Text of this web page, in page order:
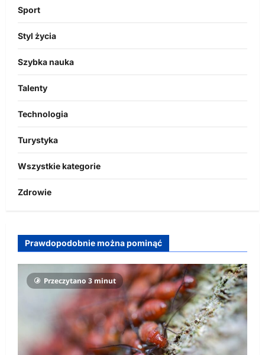
Sport
Styl życia
Szybka nauka
Talenty
Technologia
Turystyka
Wszystkie kategorie
Zdrowie
Prawdopodobnie można pominąć
Przeczytano 3 minut